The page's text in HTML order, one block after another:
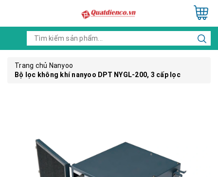
Trang chủ Nanyoo
Bộ lọc không khí nanyoo DPT NYGL-200, 3 cấp lọc